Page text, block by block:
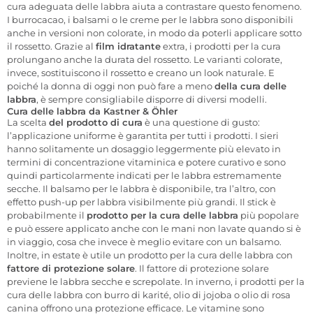
cura adeguata delle labbra aiuta a contrastare questo fenomeno.
I burrocacao, i balsami o le creme per le labbra sono disponibili
anche in versioni non colorate, in modo da poterli applicare sotto
il rossetto. Grazie al film idratanteextra, i prodotti per la cura
prolungano anche la durata del rossetto. Le varianti colorate,
invece, sostituiscono il rossetto e creano un look naturale. E
poiché la donna di oggi non può fare a menodella cura delle
labbra, è sempre consigliabile disporre di diversi modelli.
Cura delle labbra da Kastner & Öhler
La scelta del prodotto di cura è una questione di gusto:
l’applicazione uniforme è garantita per tutti i prodotti. I sieri
hanno solitamente un dosaggio leggermente più elevato in
termini di concentrazione vitaminica e potere curativo e sono
quindi particolarmente indicati per le labbra estremamente
secche. Il balsamo per le labbra è disponibile, tra l’altro, con
effetto push-up per labbra visibilmente più grandi. Il stick è
probabilmente il prodotto per la cura delle labbra più popolare
e può essere applicato anche con le mani non lavate quando si è
in viaggio, cosa che invece è meglio evitare con un balsamo.
Inoltre, in estate è utile un prodotto per la cura delle labbra con
fattore di protezione solare. Il fattore di protezione solare
previene le labbra secche e screpolate. In inverno, i prodotti per la
cura delle labbra con burro di karité, olio di jojoba o olio di rosa
canina offrono una protezione efficace. Le vitamine sono